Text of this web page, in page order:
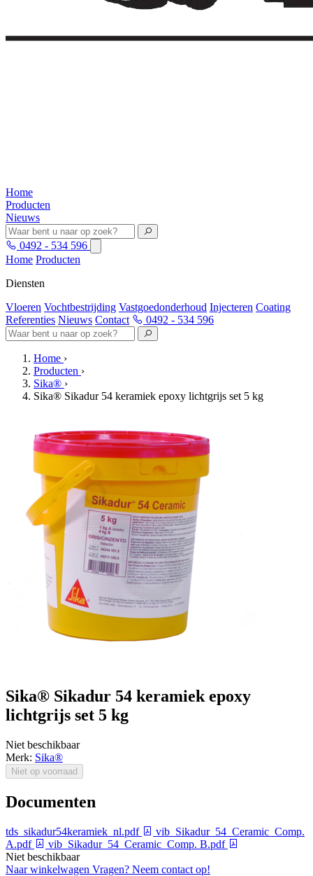
Home
Producten
Nieuws
0492 - 534 596
Home Producten
Diensten
Vloeren Vochtbestrijding Vastgoedonderhoud Injecteren Coating
Referenties Nieuws Contact 0492 - 534 596
Home ›
Producten ›
Sika® ›
Sika® Sikadur 54 keramiek epoxy lichtgrijs set 5 kg
Sika® Sikadur 54 keramiek epoxy
lichtgrijs set 5 kg
Niet beschikbaar
Merk: Sika®
Niet op voorraad
Documenten
tds_sikadur54keramiek_nl.pdf
vib_Sikadur_54_Ceramic_Comp.
A.pdf
vib_Sikadur_54_Ceramic_Comp. B.pdf
Niet beschikbaar
Naar winkelwagen Vragen? Neem contact op!